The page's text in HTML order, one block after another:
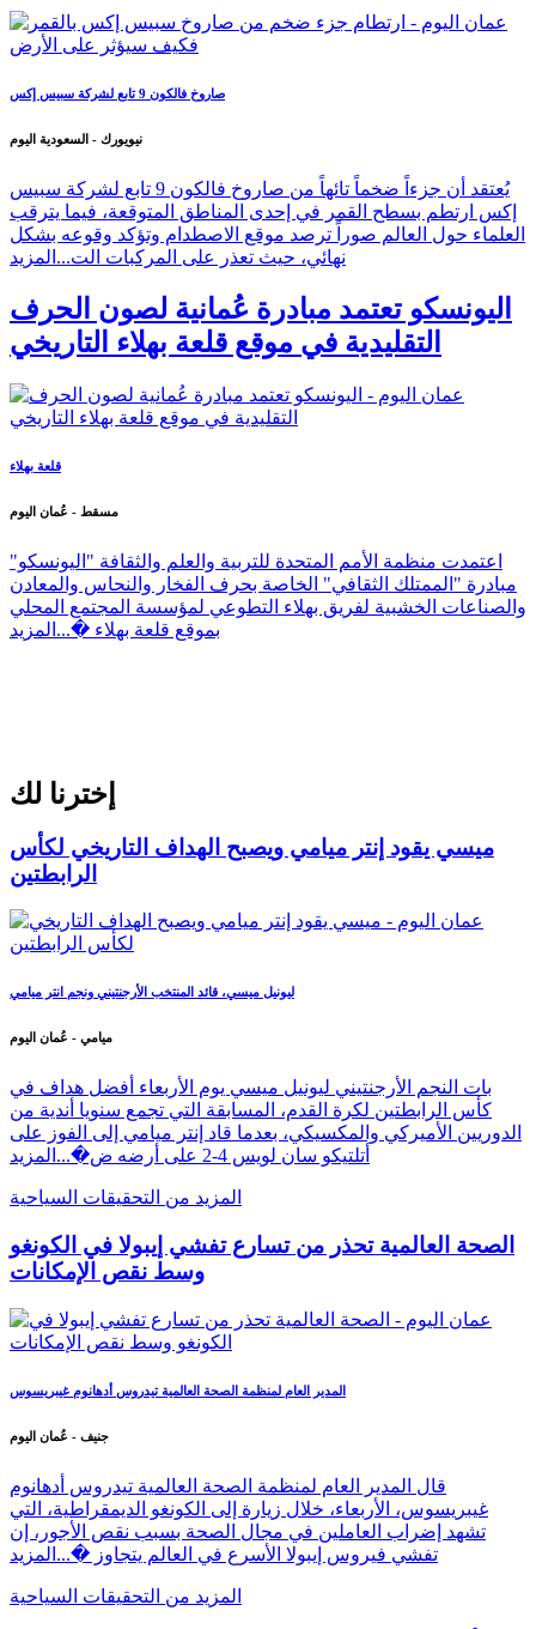
صاروخ فالكون 9 تابع لشركة سبيس إكس
نيويورك - السعودية اليوم
يُعتقد أن جزءاً ضخماً تائهاً من صاروخ فالكون 9 تابع لشركة سبيس
إكس ارتطم بسطح القمر في إحدى المناطق المتوقعة، فيما يترقب
العلماء حول العالم صوراً ترصد موقع الاصطدام وتؤكد وقوعه بشكل
نهائي، حيث تعذر على المركبات الت... المزيد
اليونسكو تعتمد مبادرة عُمانية لصون الحرف
التقليدية في موقع قلعة بهلاء التاريخي
قلعة بهلاء
مسقط - عُمان اليوم
اعتمدت منظمة الأمم المتحدة للتربية والعلم والثقافة "اليونسكو"
مبادرة "الممتلك الثقافي" الخاصة بحرف الفخار والنحاس والمعادن
والصناعات الخشبية لفريق بهلاء التطوعي لمؤسسة المجتمع المحلي
بموقع قلعة بهلاء �... المزيد
إخترنا لك
ميسي يقود إنتر ميامي ويصبح الهداف التاريخي لكأس
الرابطتين
ليونيل ميسي، قائد المنتخب الأرجنتيني ونجم انتر ميامي
ميامي - عُمان اليوم
بات النجم الأرجنتيني ليونيل ميسي يوم الأربعاء أفضل هداف في
كأس الرابطتين لكرة القدم، المسابقة التي تجمع سنويا أندية من
الدوريين الأميركي والمكسيكي، بعدما قاد إنتر ميامي إلى الفوز على
أتلتيكو سان لويس 4-2 على أرضه ض�...
المزيد
المزيد من التحقيقات السياحية
الصحة العالمية تحذر من تسارع تفشي إيبولا في الكونغو
وسط نقص الإمكانات
المدير العام لمنظمة الصحة العالمية تيدروس أدهانوم غيبريسوس
جنيف - عُمان اليوم
قال المدير العام لمنظمة الصحة العالمية تيدروس أدهانوم
غيبريسوس، الأربعاء، خلال زيارة إلى الكونغو الديمقراطية، التي
تشهد إضراب العاملين في مجال الصحة بسبب نقص الأجور، إن
تفشي فيروس إيبولا الأسرع في العالم يتجاوز �... المزيد
المزيد من التحقيقات السياحية